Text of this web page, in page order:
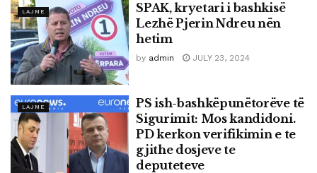
LAJME
SPAK, kryetari i bashkisë
Lezhë Pjerin Ndreu nën
hetim
by admin JULY 23, 2024
LAJME
PS ish-bashkëpunëtorëve të
Sigurimit: Mos kandidoni.
PD kerkon verifikimin e te
gjithe dosjeve te
deputeteve